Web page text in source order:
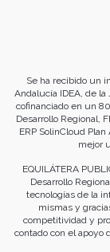
Se ha recibido un
Andalucía IDEA, de la
cofinanciado en un
Desarrollo Regional,
ERP SolinCloud
mejor
EQUILÁTERA
Desarrollo
tecnologías de la
mismas y
competitividad y
contado con el apoyo